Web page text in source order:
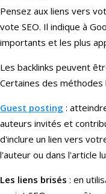
Pensez aux liens vers
vote SEO. Il indique à
importants et les plus
Les backlinks peuvent
Certaines des méthodes
Guest posting :
auteurs invités et
d'inclure un lien vers
l'auteur ou dans l'article
Les liens brisés : en